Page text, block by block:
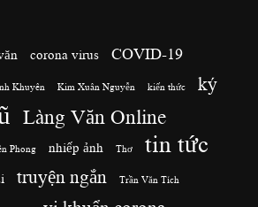
corona virus COVID-19
Khuyên Kim Xuân Nguyễn kiến thức ký
Làng Văn Online
Phong nhiếp ảnh Thơ tin tức
truyện ngắn Trần Văn Tích